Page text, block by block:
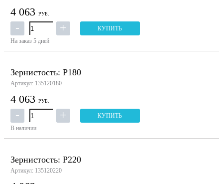
4 063 РУБ.
КУПИТЬ
На заказ 5 дней
Зернистость: P180
Артикул: 135120180
4 063 РУБ.
КУПИТЬ
В наличии
Зернистость: P220
Артикул: 135120220